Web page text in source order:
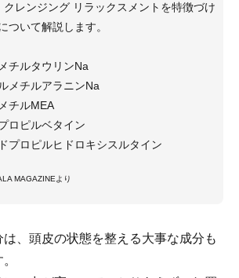
クレンジング リラックスメントを特徴づけ
ついて解説します。
チルタウリンNa
メチルアラニンNa
チルMEA
ロピルベタイン
プロピルヒドロキシスルタイン
MAGAZINEより
は、頭皮の状態を整える大事な成分も